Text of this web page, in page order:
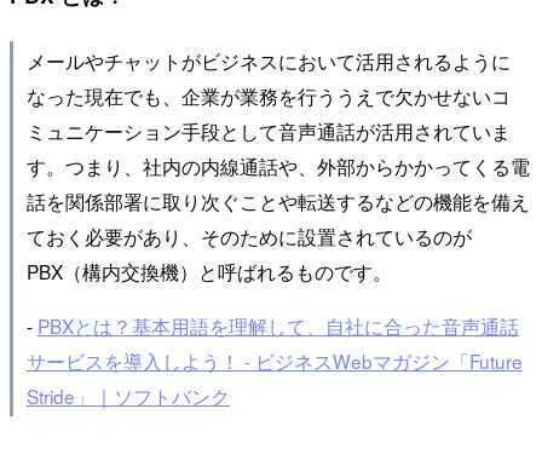
メールやチャットがビジネスにおいて活用されるように
なった現在でも、企業が業務を行ううえで欠かせないコ
ミュニケーション手段として音声通話が活用されていま
す。つまり、社内の内線通話や、外部からかかってくる電
話を関係部署に取り次ぐことや転送するなどの機能を備え
ておく必要があり、そのために設置されているのが
PBX（構内交換機）と呼ばれるものです。
- PBXとは？基本用語を理解して、自社に合った音声通話
サービスを導入しよう！ - ビジネスWebマガジン「Future
Stride」｜ソフトバンク